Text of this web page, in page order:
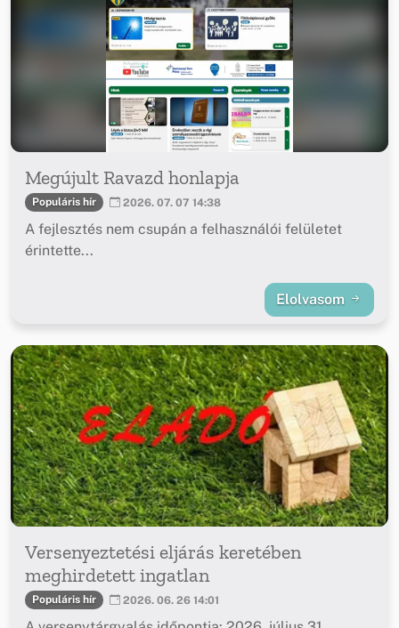
Megújult Ravazd honlapja
Populáris hír 2026. 07. 07 14:38
A fejlesztés nem csupán a felhasználói felületet
érintette...
Elolvasom
Versenyeztetési eljárás keretében
meghirdetett ingatlan
Populáris hír 2026. 06. 26 14:01